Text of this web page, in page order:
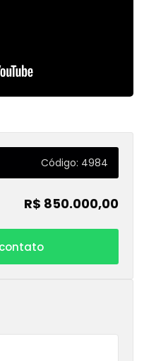
Código: 4984
R$ 850.000,00